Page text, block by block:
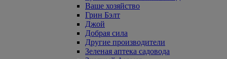
Ваше хозяйство
Грин Бэлт
Джой
Добрая сила
Другие производители
Зеленая аптека садовода